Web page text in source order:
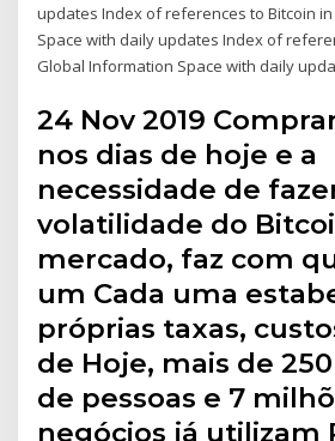
updates Index of references to Bitcoin
Space with daily updates Index of
Global Information Space with daily
24 Nov 2019
nos dias de hoje e a
necessidade de
volatilidade do
mercado, faz com
um Cada uma
próprias taxas,
de Hoje, mais de
de pessoas e 7
negócios já utilizam